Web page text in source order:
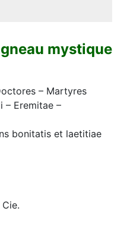
mystique
– Martyres
– Eremitae –
bonitatis et laetitiae